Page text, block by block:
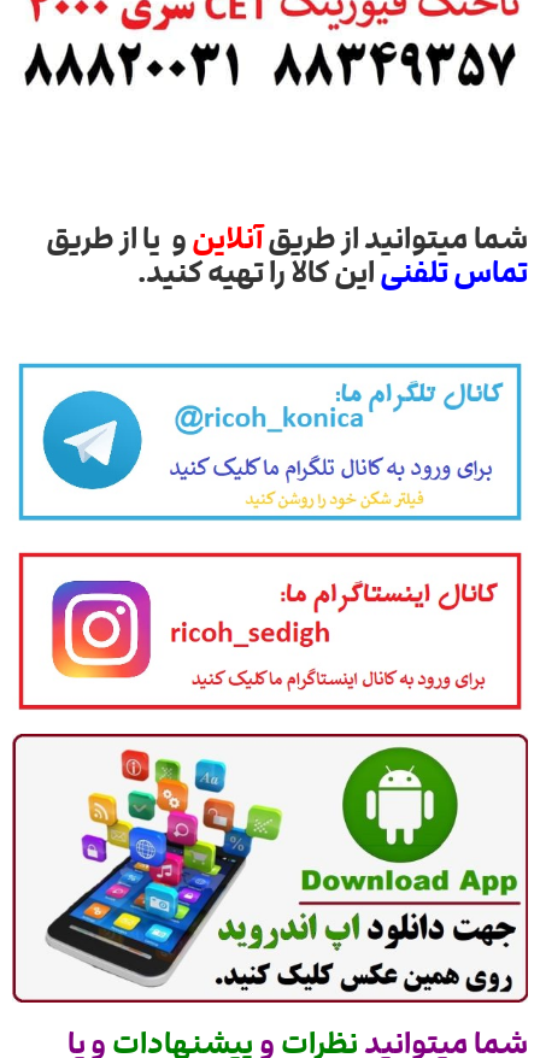
شما میتوانید از طریقآنلاینو یا از طریق
تماس تلفنیاین کالا را تهیه کنید.
شما میتوانیدنظراتوپیشنهاداتو یا